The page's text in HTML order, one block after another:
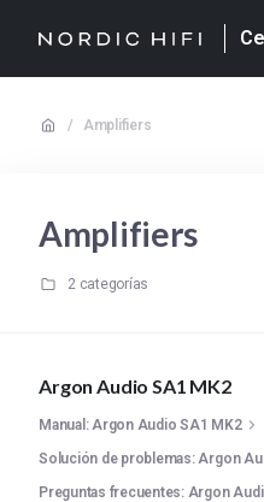
/ Amplifiers
Amplifiers
2 categorías
Argon Audio SA1 MK2
Manual: Argon Audio SA1 MK2
Solución de problemas: Argon
Preguntas frecuentes: Argon